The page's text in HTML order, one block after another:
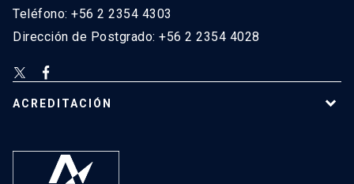
Teléfono: +56 2 2354 4303
Dirección de Postgrado: +56 2 2354 4028
ACREDITACIÓN